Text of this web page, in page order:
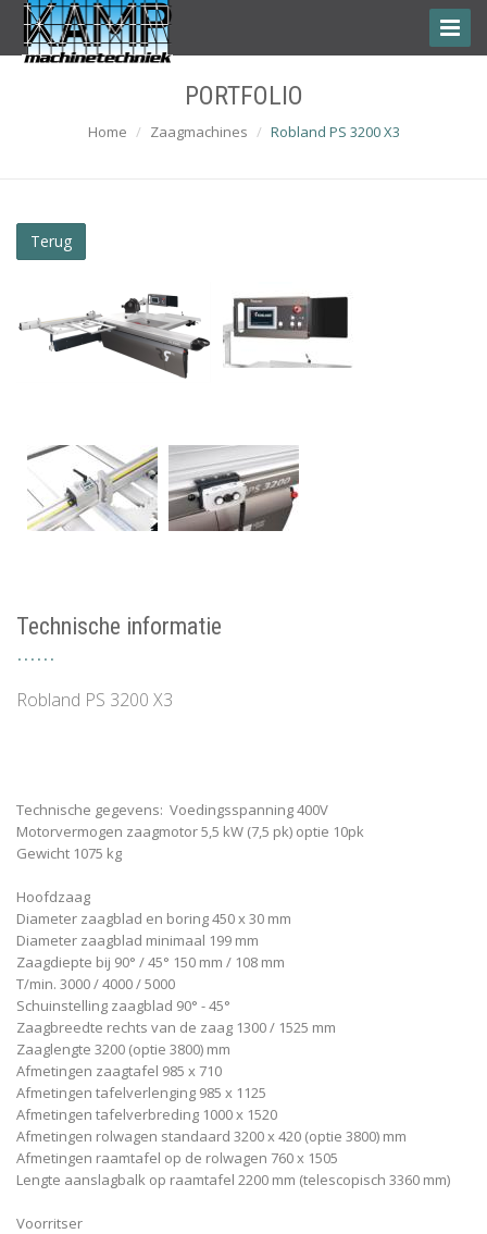
Toggle
PORTFOLIO
Home Zaagmachines Robland PS 3200 X3
Terug
Technische informatie
Robland PS 3200 X3
Technische gegevens: Voedingsspanning 400V
Motorvermogen zaagmotor 5,5 kW (7,5 pk) optie 10pk
Gewicht 1075 kg
Hoofdzaag
Diameter zaagblad en boring 450 x 30 mm
Diameter zaagblad minimaal 199 mm
Zaagdiepte bij 90° / 45° 150 mm / 108 mm
T/min. 3000 / 4000 / 5000
Schuinstelling zaagblad 90° - 45°
Zaagbreedte rechts van de zaag 1300 / 1525 mm
Zaaglengte 3200 (optie 3800) mm
Afmetingen zaagtafel 985 x 710
Afmetingen tafelverlenging 985 x 1125
Afmetingen tafelverbreding 1000 x 1520
Afmetingen rolwagen standaard 3200 x 420 (optie 3800) mm
Afmetingen raamtafel op de rolwagen 760 x 1505
Lengte aanslagbalk op raamtafel 2200 mm (telescopisch 3360 mm)
Voorritser